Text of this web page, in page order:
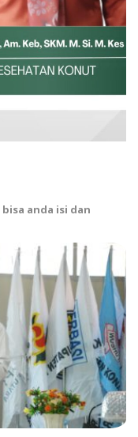
anda isi dan